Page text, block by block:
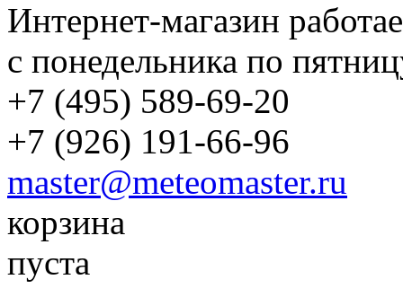
Интернет-магазин
с понедельника по
+7 (495) 589-69-20
+7 (926) 191-66-96
master@meteomaster.ru
корзина
пуста